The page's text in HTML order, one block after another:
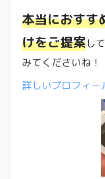
本当におすす
けをご提案し
みてくださいね！
詳しいプロフィー